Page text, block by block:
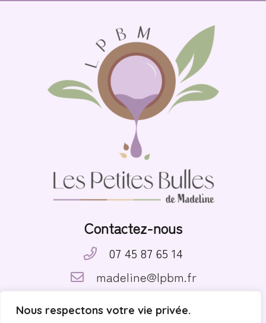
Nous respectons votre vie privée.
Contactez-nous
07 45 87 65 14
madeline@lpbm.fr
Suivez-nous